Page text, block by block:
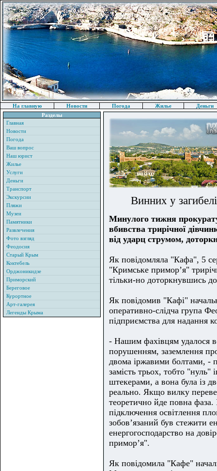
На главную Новости Погода Жилье
Деньги
Разделы
Главная
Новости
Погода
Ваш вопрос
Наш юрист
Жилье
Услуги
Деньги
Транспорт
Экскурсии
Пляжи
Музеи
Памятники
Развлечения
Фото взгляд
Феодосия
Старый Крым
Коктебель
Орджоникидзе
Приморский
Береговое
Курортное
Арт-галерея
Легенды Крыма
Винних у
Минулого тижня
вбивства трирічної
від ударц струмом,
Як повідомляла "Кафа", 5
"Кримське примор’я"
тільки-но доторкнувшись
Як повідомив "Кафі"
оперативно-слідча група
підприємства для надання
- Нашим фахівцям удалося
порушенням, заземлення
двома іржавими болтами, -
замість трьох, тобто "нуль"
штекерами, а вона була із
реально. Якщо вилку
теоретично йде повна фаза.
підключення освітлення
зобов’язаний був стежити
енергогосподарство на
примор’я".
Як повідомила "Кафе"